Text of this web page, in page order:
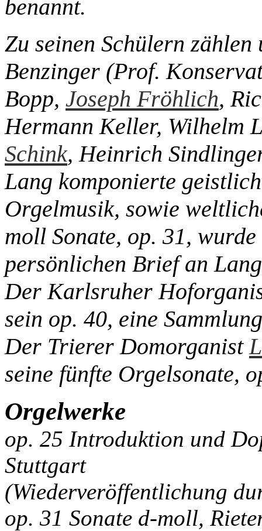
benannt.
Zu seinen Schülern
Benzinger (Prof.
Bopp, Joseph Fröhlich,
Hermann Keller, Wilhelm
Schink, Heinrich
Lang komponierte
Orgelmusik, sowie
moll Sonate, op. 31,
persönlichen Brief an
Der Karlsruher
sein op. 40, eine
Der Trierer Domorganist
seine fünfte Orgelsonate,
Orgelwerke
op. 25 Introduktion und
Stuttgart
(Wiederveröffentlichung
op. 31 Sonate d-moll,